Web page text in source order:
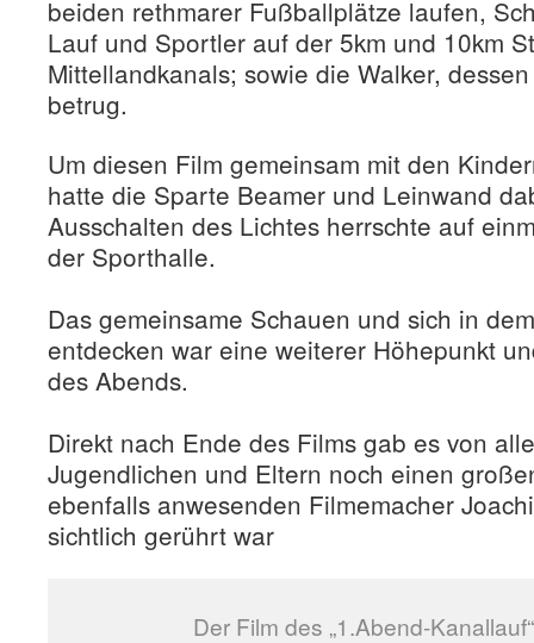
beiden rethmarer Fußballplätze laufen,
Lauf und Sportler auf der 5km und 10km
Mittellandkanals; sowie die Walker,
betrug.
Um diesen Film gemeinsam mit den
hatte die Sparte Beamer und Leinwand
Ausschalten des Lichtes herrschte auf
der Sporthalle.
Das gemeinsame Schauen und sich in
entdecken war eine weiterer Höhepunkt
des Abends.
Direkt nach Ende des Films gab es von
Jugendlichen und Eltern noch einen
ebenfalls anwesenden Filmemacher
sichtlich gerührt war
Der Film des „1.Abend-